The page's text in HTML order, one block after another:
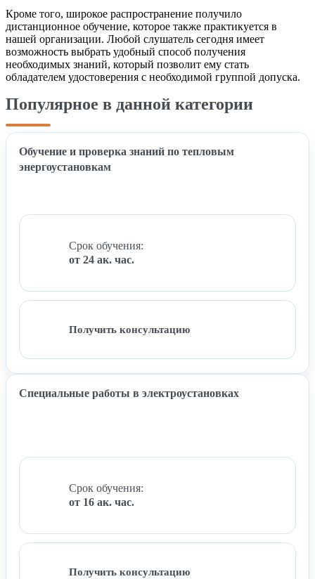
Кроме того, широкое распространение получило
дистанционное обучение, которое также практикуется в
нашей организации. Любой слушатель сегодня имеет
возможность выбрать удобный способ получения
необходимых знаний, который позволит ему стать
обладателем удостоверения с необходимой группой допуска.
Популярное в данной категории
Обучение и проверка знаний по тепловым
энергоустановкам
Срок обучения:
от 24 ак. час.
Получить консультацию
Специальные работы в электроустановках
Срок обучения:
от 16 ак. час.
Получить консультацию